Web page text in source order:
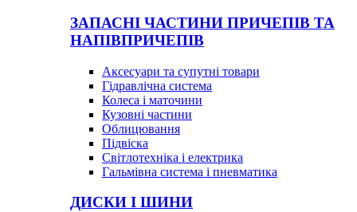
ЗАПАСНІ ЧАСТИНИ ПРИЧЕПІВ ТА
НАПІВПРИЧЕПІВ
Аксесуари та супутні товари
Гідравлічна система
Колеса і маточини
Кузовні частини
Облицювання
Підвіска
Світлотехніка і електрика
Гальмівна система і пневматика
ДИСКИ І ШИНИ